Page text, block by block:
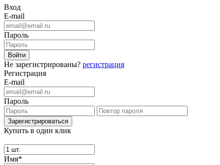
Вход
E-mail
Пароль
Не зарегистрированы? регистрация
Регистрация
E-mail
Пароль
Купить в один клик
Имя*